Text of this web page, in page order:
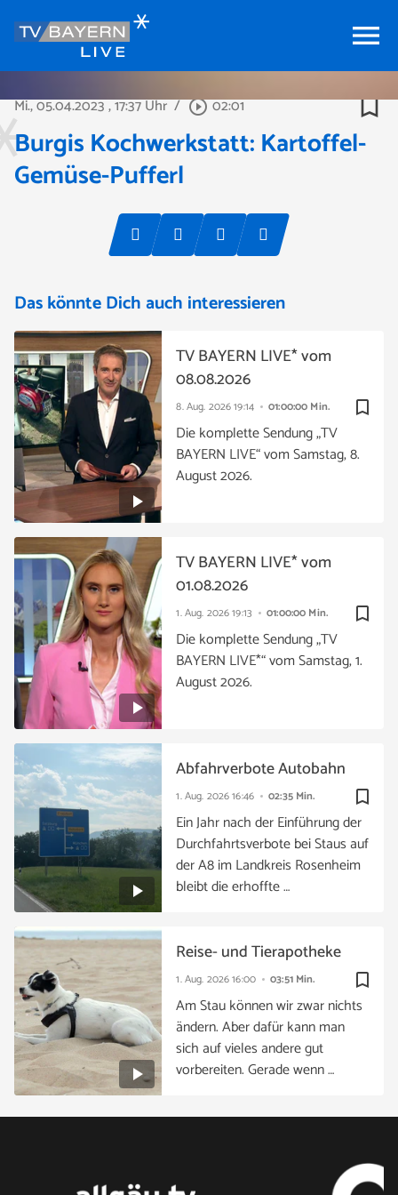
menu
Mi., 05.04.2023, 17:37 Uhr / play_circle_outline02:01 bookmark_border
Burgis Kochwerkstatt: Kartoffel-
Gemüse-Pufferl
Das könnte Dich auch interessieren
bookmark_border
8. Aug. 202619:14 01:00:00 Min.
TV BAYERN LIVE* vom
08.08.2026
Die komplette Sendung „TV
BAYERN LIVE“ vom Samstag, 8.
August 2026.
bookmark_border
1. Aug. 202619:13 01:00:00 Min.
TV BAYERN LIVE* vom
01.08.2026
Die komplette Sendung „TV
BAYERN LIVE*“ vom Samstag, 1.
August 2026.
bookmark_border
1. Aug. 202616:46 02:35 Min.
Abfahrverbote Autobahn
Ein Jahr nach der Einführung der
Durchfahrtsverbote bei Staus auf
der A8 im Landkreis Rosenheim
bleibt die erhoffte …
bookmark_border
1. Aug. 202616:00 03:51 Min.
Reise- und Tierapotheke
Am Stau können wir zwar nichts
ändern. Aber dafür kann man
sich auf vieles andere gut
vorbereiten. Gerade wenn …